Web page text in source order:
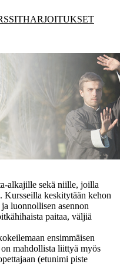
HARJOITUKSET
JATKOKURSSIT
LEIRIT JA SEMINAARIT
OPETUSOHJELMA
alkajille sekä niille, joilla
keskitytään kehon
luonnollisen asennon
paitaa, väljiä
ensimmäisen
mahdollista liittyä myös
(etunimi piste